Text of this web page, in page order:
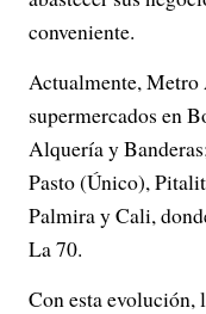
conveniente.
Actualmente, Metro
supermercados en
Alquería y
Pasto (Único),
Palmira y Cali,
La 70.
Con esta evolución,